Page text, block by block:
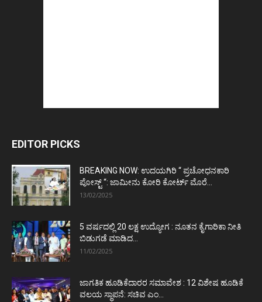
EDITOR PICKS
BREAKING NOW: ಉದಯಗಿರಿ “ ಪ್ರಚೋಧನಕಾರಿ
ಪೋಸ್ಟ್‌ “: ಜಾಮೀನು ಕೋರಿ ಕೋರ್ಟ್‌ ಮೊರೆ...
13/02/2025
5 ವರ್ಷದಲ್ಲಿ 20 ಲಕ್ಷ ಉದ್ಯೋಗ : ನೂತನ ಕೈಗಾರಿಕಾ ನೀತಿ
ಬಿಡುಗಡೆ ಮಾಡಿದ...
11/02/2025
ಜಾಗತಿಕ ಹೂಡಿಕೆದಾರರ ಸಮಾವೇಶ : 12 ವಿಶೇಷ ಹೂಡಿಕೆ
ವಲಯ ಸ್ಥಾಪನೆ: ಸಚಿವ ಎಂ...